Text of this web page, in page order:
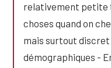
relativement petite
choses quand on
mais surtout
démographiques -